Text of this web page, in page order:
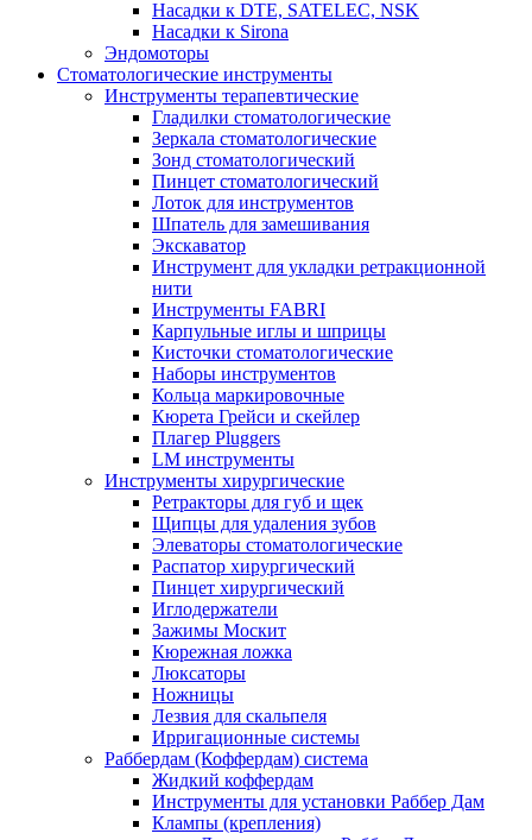
Насадки к DTE, SATELEC, NSK
Насадки к Sirona
Эндомоторы
Стоматологические инструменты
Инструменты терапевтические
Гладилки стоматологические
Зеркала стоматологические
Зонд стоматологический
Пинцет стоматологический
Лоток для инструментов
Шпатель для замешивания
Экскаватор
Инструмент для укладки ретракционной
нити
Инструменты FABRI
Карпульные иглы и шприцы
Кисточки стоматологические
Наборы инструментов
Кольца маркировочные
Кюрета Грейси и скейлер
Плагер Pluggers
LM инструменты
Инструменты хирургические
Ретракторы для губ и щек
Щипцы для удаления зубов
Элеваторы стоматологические
Распатор хирургический
Пинцет хирургический
Иглодержатели
Зажимы Москит
Кюрежная ложка
Люксаторы
Ножницы
Лезвия для скальпеля
Ирригационные системы
Раббердам (Коффердам) система
Жидкий коффердам
Инструменты для установки Раббер Дам
Клампы (крепления)